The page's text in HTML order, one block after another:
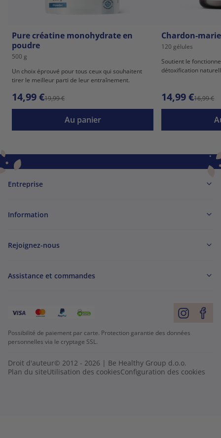
Pure créatine monohydrate en
poudre
500 g
Un choix éprouvé pour tous ceux qui souhaitent
tirer le meilleur parti de leur entraînement.
14,99 €19,99 €
Au panier
Chardon-
120 gélules
Soutient le
détoxification
14,99 €16,99 €
Entreprise
Information
Rejoignez-nous
Assistance et commandes
Possibilité de paiement par carte. Protection garantie des données
personnelles via le cryptage SSL.
Droit d'auteur© 2012 - 2026 | Be Healthy Group d.o.o.
Plan du siteUtilisation des cookiesConfiguration des cookies